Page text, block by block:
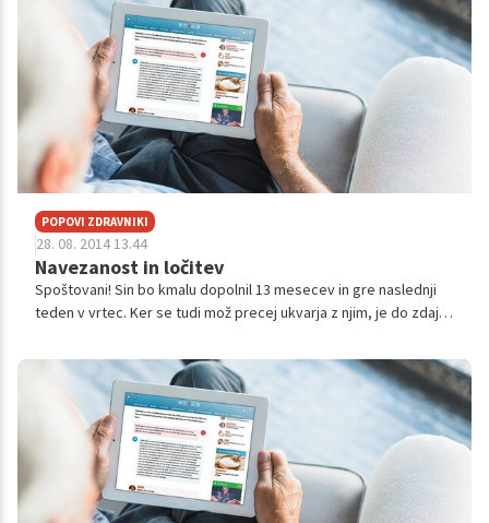
POPOVI ZDRAVNIKI
28. 08. 2014 13.44
Navezanost in ločitev
Spoštovani! Sin bo kmalu dopolnil 13 mesecev in gre naslednji
teden v vrtec. Ker se tudi mož precej ukvarja z njim, je do zdaj
(mogoče malo bol...